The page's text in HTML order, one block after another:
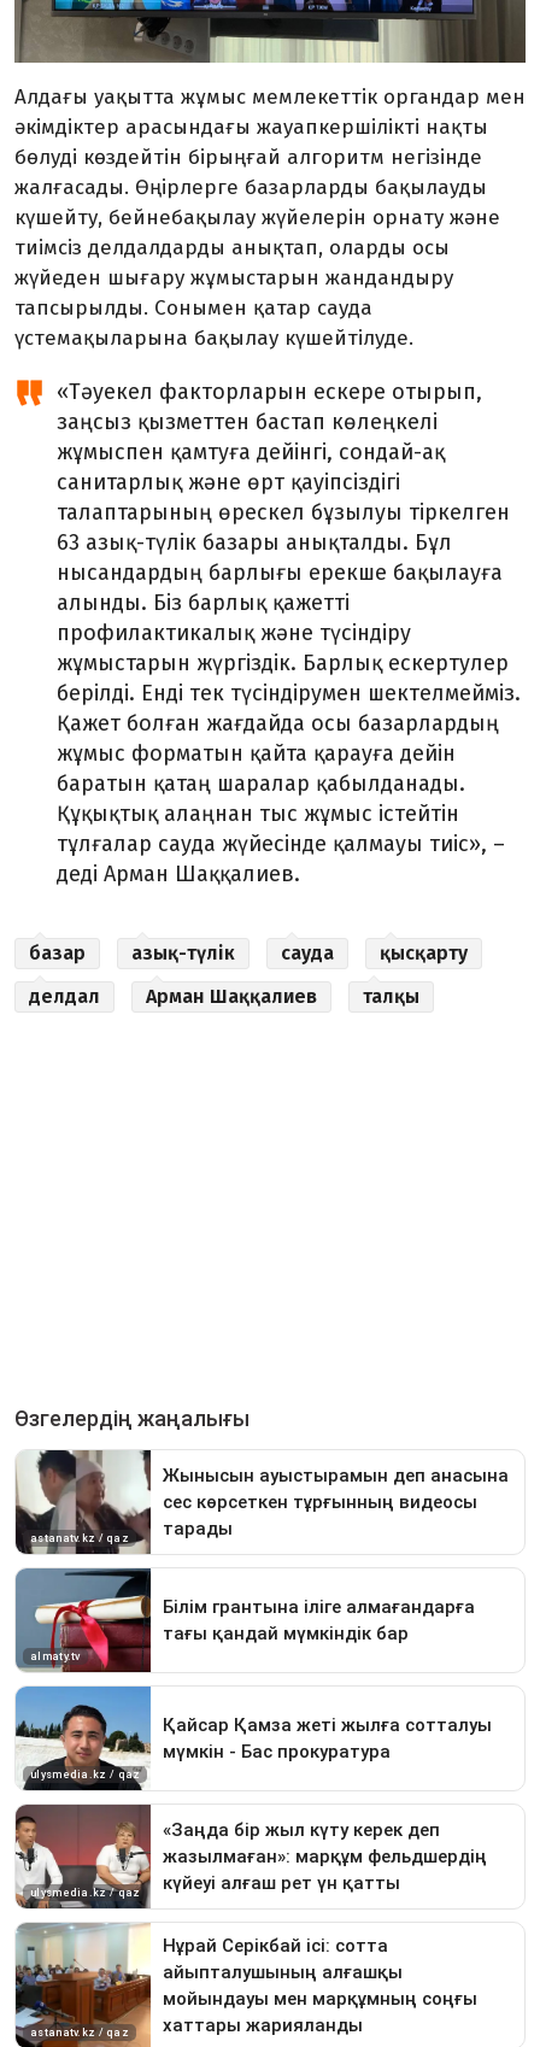
Алдағы уақытта жұмыс мемлекеттік органдар мен
әкімдіктер арасындағы жауапкершілікті нақты
бөлуді көздейтін бірыңғай алгоритм негізінде
жалғасады. Өңірлерге базарларды бақылауды
күшейту, бейнебақылау жүйелерін орнату және
тиімсіз делдалдарды анықтап, оларды осы
жүйеден шығару жұмыстарын жандандыру
тапсырылды. Сонымен қатар сауда
үстемақыларына бақылау күшейтілуде.
«Тәуекел факторларын ескере отырып,
заңсыз қызметтен бастап көлеңкелі
жұмыспен қамтуға дейінгі, сондай-ақ
санитарлық және өрт қауіпсіздігі
талаптарының өрескел бұзылуы тіркелген
63 азық-түлік базары анықталды. Бұл
нысандардың барлығы ерекше бақылауға
алынды. Біз барлық қажетті
профилактикалық және түсіндіру
жұмыстарын жүргіздік. Барлық ескертулер
берілді. Енді тек түсіндірумен шектелмейміз.
Қажет болған жағдайда осы базарлардың
жұмыс форматын қайта қарауға дейін
баратын қатаң шаралар қабылданады.
Құқықтық алаңнан тыс жұмыс істейтін
тұлғалар сауда жүйесінде қалмауы тиіс», –
деді Арман Шаққалиев.
базар азық-түлік сауда
қысқарту
делдал
Арман Шаққалиев талқы